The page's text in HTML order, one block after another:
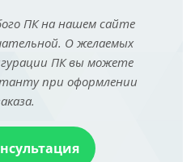
ПК на нашем сайте
О желаемых
ПК вы можете
при оформлении